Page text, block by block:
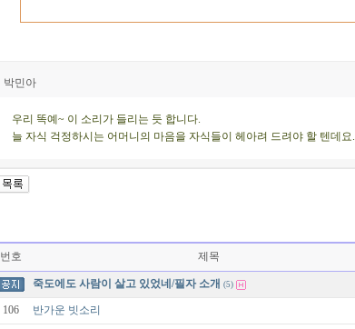
박민아
우리 똑예~ 이 소리가 들리는 듯 합니다.
늘 자식 걱정하시는 어머니의 마음을 자식들이 헤아려 드려야 할 텐데요.
번호 제목
죽도에도 사람이 살고 있었네/필자 소개 (5)
106 반가운 빗소리